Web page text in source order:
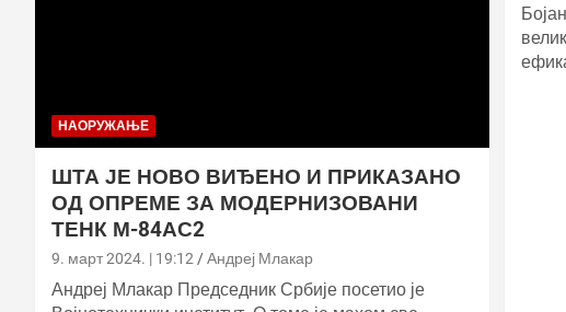
НАОРУЖАЊЕ
ШТА ЈЕ НОВО ВИЂЕНО И ПРИКАЗАНО
ОД ОПРЕМЕ ЗА МОДЕРНИЗОВАНИ
ТЕНК М-84АС2
9. март 2024. | 19:12 Андреј Млакар
Андреј Млакар Председник Србије посетио је